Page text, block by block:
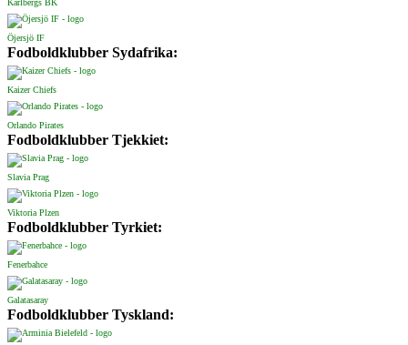
Karlbergs BK
Öjersjö IF
Fodboldklubber Sydafrika:
Kaizer Chiefs
Orlando Pirates
Fodboldklubber Tjekkiet:
Slavia Prag
Viktoria Plzen
Fodboldklubber Tyrkiet:
Fenerbahce
Galatasaray
Fodboldklubber Tyskland: